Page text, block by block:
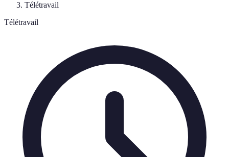
Télétravail
Télétravail